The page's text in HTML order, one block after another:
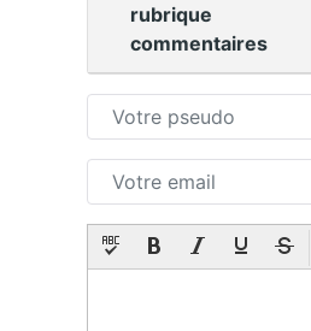
rubrique
commentaires